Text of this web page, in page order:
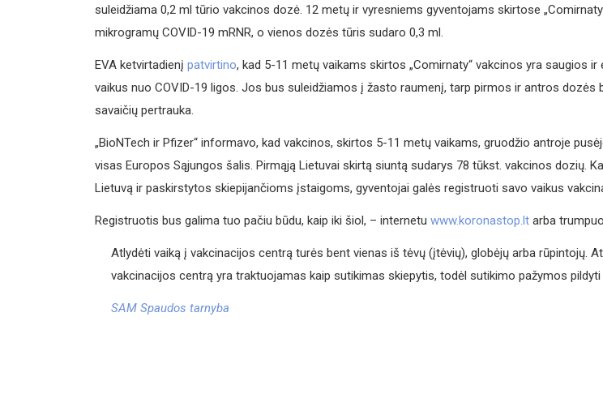
suleidžiama 0,2 ml tūrio vakcinos dozė. 12 metų ir vyresniems gyventojams skirtose
mikrogramų COVID-19 mRNR, o vienos dozės tūris sudaro 0,3 ml.
EVA ketvirtadienį patvirtino, kad 5-11 metų vaikams skirtos „Comirnaty“ vakcinos yra saugios ir
vaikus nuo COVID-19 ligos. Jos bus suleidžiamos į žasto raumenį, tarp pirmos ir antros dozės
savaičių pertrauka.
„BioNTech ir Pfizer“ informavo, kad vakcinos, skirtos 5-11 metų vaikams, gruodžio antroje
visas Europos Sąjungos šalis. Pirmąją Lietuvai skirtą siuntą sudarys 78 tūkst. vakcinos dozių.
Lietuvą ir paskirstytos skiepijančioms įstaigoms, gyventojai galės registruoti savo vaikus
Registruotis bus galima tuo pačiu būdu, kaip iki šiol, – internetu www.koronastop.lt arba
Atlydėti vaiką į vakcinacijos centrą turės bent vienas iš tėvų (įtėvių), globėjų arba rūpintojų.
vakcinacijos centrą yra traktuojamas kaip sutikimas skiepytis, todėl sutikimo pažymos pildyti
SAM Spaudos tarnyba